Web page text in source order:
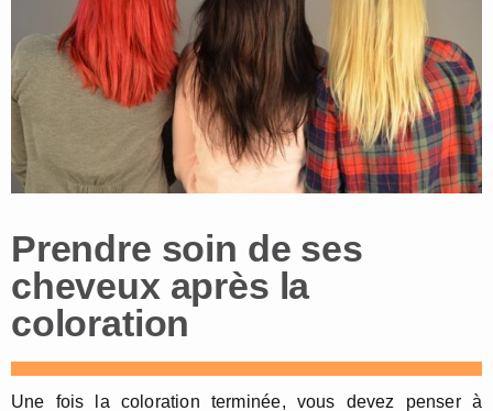
Prendre soin de ses
cheveux après la
coloration
Une fois la coloration terminée, vous devez penser à